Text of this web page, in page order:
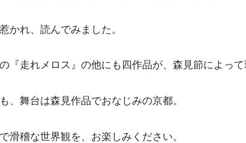
かれ、読んでみました。
『走れメロス』の他にも四作品が、森見節によって
、舞台は森見作品でおなじみの京都。
滑稽な世界観を、お楽しみください。